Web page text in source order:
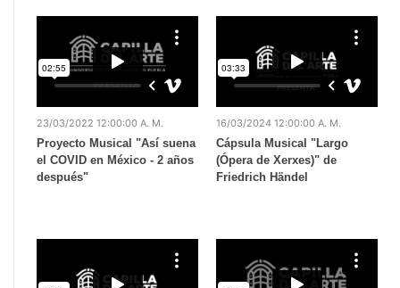
23/03/2022 12:00:00 A. M.
Proyecto Musical "Así suena
el COVID en México - 2 años
después"
16/03/2024 12:00:00 A. M.
Cápsula Musical "Largo
(Ópera de Xerxes)" de
Friedrich Händel